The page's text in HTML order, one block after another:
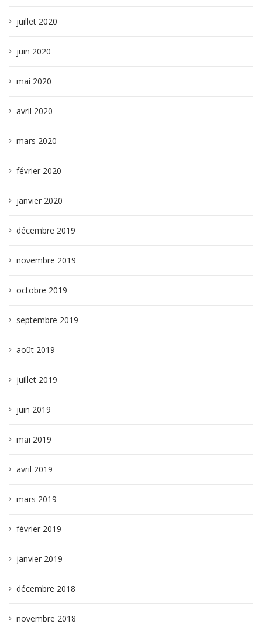
juillet 2020
juin 2020
mai 2020
avril 2020
mars 2020
février 2020
janvier 2020
décembre 2019
novembre 2019
octobre 2019
septembre 2019
août 2019
juillet 2019
juin 2019
mai 2019
avril 2019
mars 2019
février 2019
janvier 2019
décembre 2018
novembre 2018